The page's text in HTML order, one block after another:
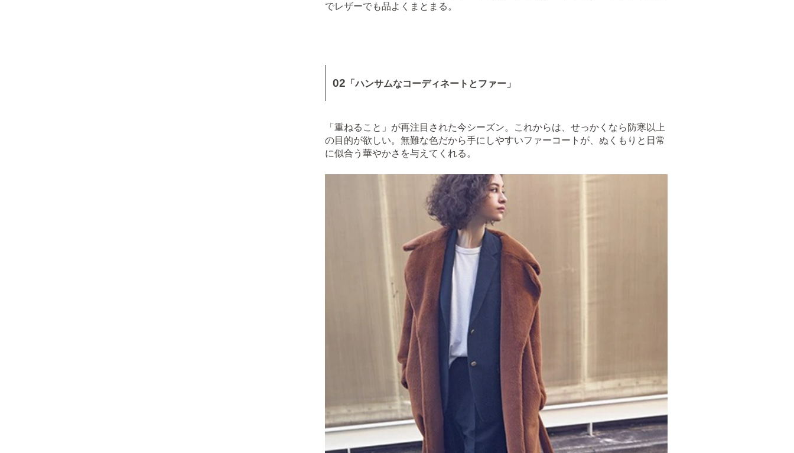
でレザーでも品よくまとまる。
02 「ハンサムなコーディネートとファー」
「重ねること」が再注目された今シーズン。これからは、せっかくなら防寒以上
の目的が欲しい。無難な色だから手にしやすいファーコートが、ぬくもりと日常
に似合う華やかさを与えてくれる。